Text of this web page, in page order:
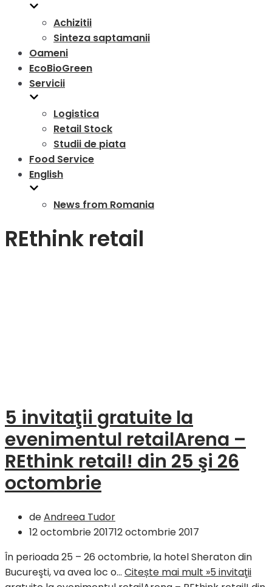
Achizitii
Sinteza saptamanii
Oameni
EcoBioGreen
Servicii
Logistica
Retail Stock
Studii de piata
Food Service
English
News from Romania
REthink retail
5 invitaţii gratuite la
evenimentul retailArena –
REthink retail! din 25 şi 26
octombrie
deAndreea Tudor
12 octombrie 201712 octombrie 2017
În perioada 25 – 26 octombrie, la hotel Sheraton din
Bucureşti, va avea loc o… Citește mai mult »5 invitaţii